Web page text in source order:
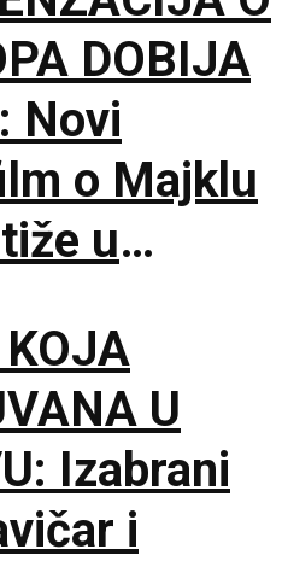
DOBIJA
Novi
o Majklu
u
U
Izabrani
i